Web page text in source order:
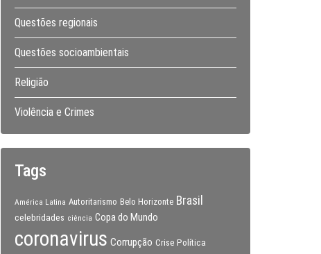
Questões regionais
Questões socioambientais
Religião
Violência e Crimes
Tags
América Latina Autoritarismo Belo Horizonte Brasil
celebridades ciência Copa do Mundo
coronavirus Corrupção Crise Política